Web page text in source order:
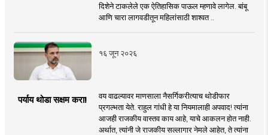
दिशेने टाकलेले एक ऐतिहासिक पाऊल म्हणावे लागेल. बांबू
आणि चारा लागवडीतून महिलांसाठी शाश्वत ..
१६ जून २०२६
पर्याय थोडा सक्षम करा!
वय वाढल्यावर माणसाला नैसर्गिकरीत्याच थोडीफार
प्रगल्भता येते. राहुल गांधी हे या नियमालाही अपवाद! त्यांना
आजही राजकीय वास्तव काय आहे, याचे आकलन होत नाही.
अर्थात, त्यांनी जे राजकीय सल्लागार नेमले आहेत, ते त्यांना